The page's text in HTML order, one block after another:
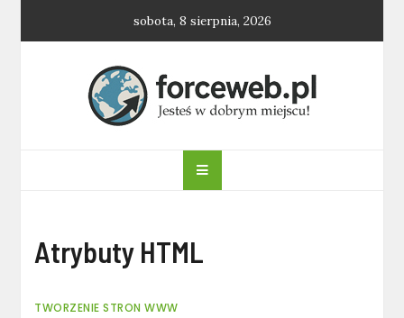
sobota, 8 sierpnia, 2026
forceweb.pl
Atrybuty HTML
TWORZENIE STRON WWW